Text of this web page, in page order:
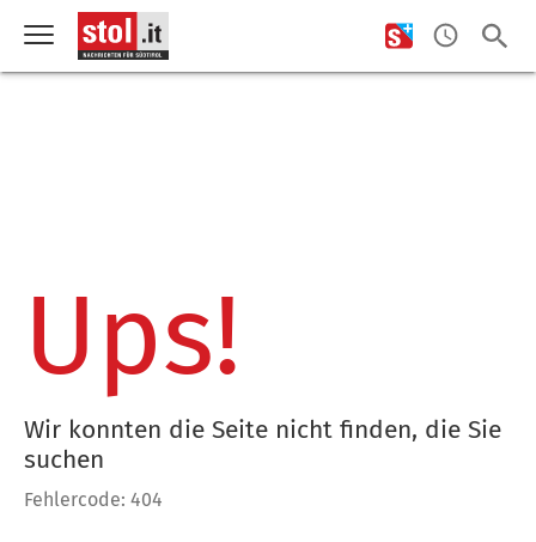
Ups!
Wir konnten die Seite nicht finden, die Sie
suchen
Fehlercode: 404